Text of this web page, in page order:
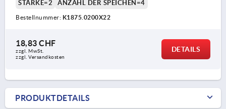
STÄRKE=2
ANZAHL DER SPEICHEN=4
Bestellnummer: K1875.0200X22
18,83 CHF
zzgl. MwSt.
zzgl. Versandkosten
DETAILS
PRODUKTDETAILS